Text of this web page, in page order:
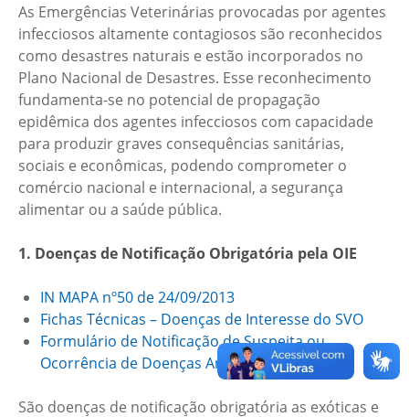
As Emergências Veterinárias provocadas por agentes
infecciosos altamente contagiosos são reconhecidos
como desastres naturais e estão incorporados no
Plano Nacional de Desastres. Esse reconhecimento
fundamenta-se no potencial de propagação
epidêmica dos agentes infecciosos com capacidade
para produzir graves consequências sanitárias,
sociais e econômicas, podendo comprometer o
comércio nacional e internacional, a segurança
alimentar ou a saúde pública.
1. Doenças de Notificação Obrigatória pela OIE
IN MAPA nº50 de 24/09/2013
Fichas Técnicas – Doenças de Interesse do SVO
Formulário de Notificação de Suspeita ou
Ocorrência de Doenças Animais
São doenças de notificação obrigatória as exóticas e